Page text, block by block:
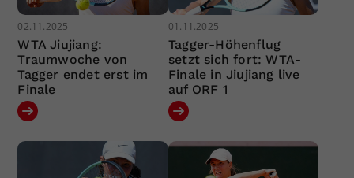
02.11.2025
WTA Jiujiang:
Traumwoche von
Tagger endet erst im
Finale
01.11.2025
Tagger-Höhenflug
setzt sich fort: WTA-
Finale in Jiujiang live
auf ORF 1